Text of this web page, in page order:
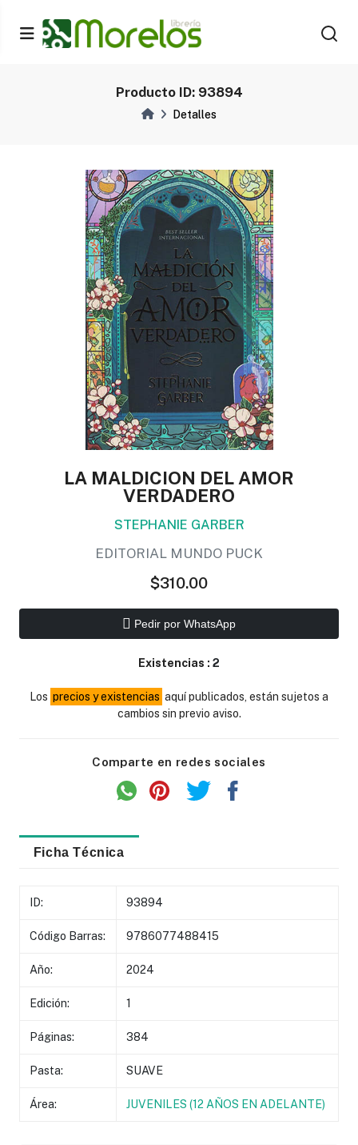
Producto ID: 93894
Detalles
LA MALDICION DEL AMOR
VERDADERO
STEPHANIE GARBER
EDITORIAL MUNDO PUCK
$310.00
Pedir por WhatsApp
Existencias : 2
Los precios y existencias aquí publicados, están sujetos a
cambios sin previo aviso.
Comparte en redes sociales
Ficha Técnica
ID: 93894
Código Barras: 9786077488415
Año: 2024
Edición: 1
Páginas: 384
Pasta: SUAVE
Área: JUVENILES (12 AÑOS EN ADELANTE)